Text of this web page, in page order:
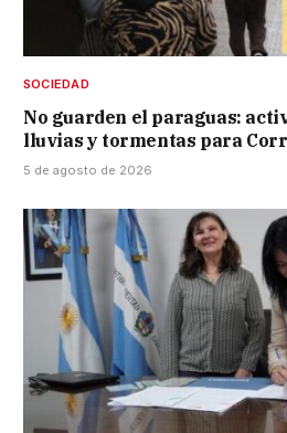
SOCIEDAD
No guarden el paraguas:
lluvias y tormentas para
5 de agosto de 2026